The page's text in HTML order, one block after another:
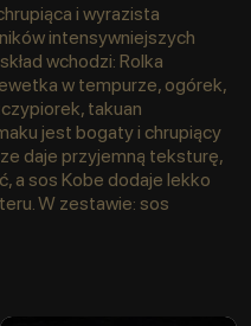
i wyrazista
intensywniejszych
wchodzi: Rolka
w tempurze, ogórek,
takuan
jest bogaty i chrupiący
daje przyjemną teksturę,
a sos Kobe dodaje lekko
W zestawie: sos